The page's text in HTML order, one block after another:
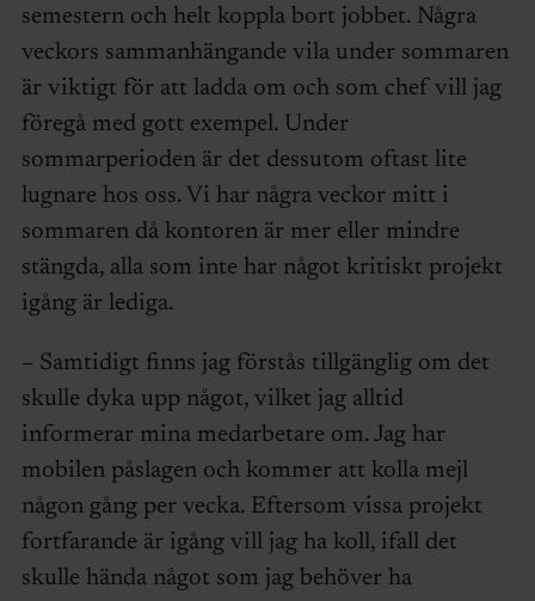
semestern och helt koppla bort jobbet. Några
veckors sammanhängande vila under sommaren
är viktigt för att ladda om och som chef vill jag
föregå med gott exempel. Under
sommarperioden är det dessutom oftast lite
lugnare hos oss. Vi har några veckor mitt i
sommaren då kontoren är mer eller mindre
stängda, alla som inte har något kritiskt projekt
igång är lediga.
– Samtidigt finns jag förstås tillgänglig om det
skulle dyka upp något, vilket jag alltid
informerar mina medarbetare om. Jag har
mobilen påslagen och kommer att kolla mejl
någon gång per vecka. Eftersom vissa projekt
fortfarande är igång vill jag ha koll, ifall det
skulle hända något som jag behöver ha